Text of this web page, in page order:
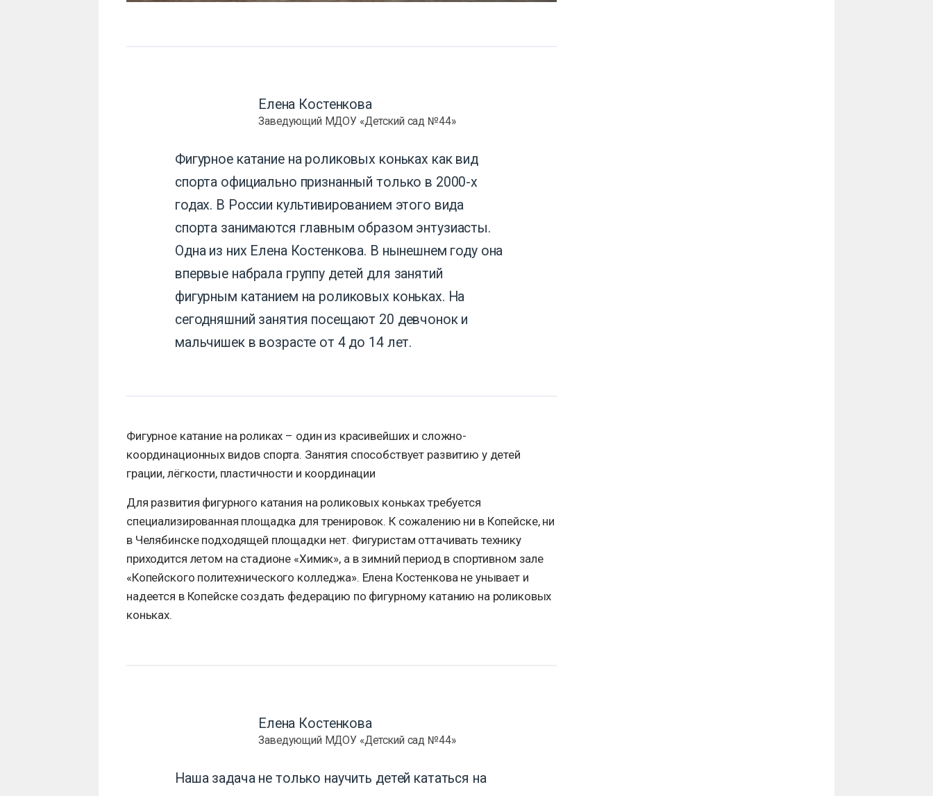
Елена Костенкова
Заведующий МДОУ «Детский сад №44»
Фигурное катание на роликовых коньках как вид
спорта официально признанный только в 2000-х
годах. В России культивированием этого вида
спорта занимаются главным образом энтузиасты.
Одна из них Елена Костенкова. В нынешнем году она
впервые набрала группу детей для занятий
фигурным катанием на роликовых коньках. На
сегодняшний занятия посещают 20 девчонок и
мальчишек в возрасте от 4 до 14 лет.
Фигурное катание на роликах – один из красивейших и сложно-
координационных видов спорта. Занятия способствует развитию у детей
грации, лёгкости, пластичности и координации
Для развития фигурного катания на роликовых коньках требуется
специализированная площадка для тренировок. К сожалению ни в Копейске, ни
в Челябинске подходящей площадки нет. Фигуристам оттачивать технику
приходится летом на стадионе «Химик», а в зимний период в спортивном зале
«Копейского политехнического колледжа». Елена Костенкова не унывает и
надеется в Копейске создать федерацию по фигурному катанию на роликовых
коньках.
Елена Костенкова
Заведующий МДОУ «Детский сад №44»
Наша задача не только научить детей кататься на